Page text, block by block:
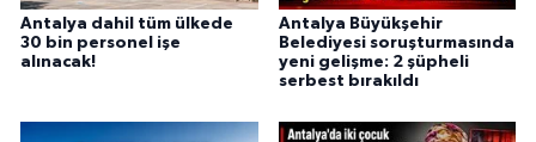
Antalya dahil tüm ülkede
30 bin personel işe
alınacak!
Antalya Büyükşehir
Belediyesi soruşturmasında
yeni gelişme: 2 şüpheli
serbest bırakıldı